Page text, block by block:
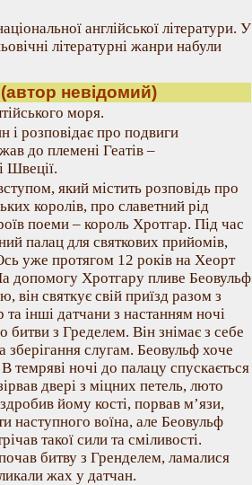
англійської літератури. У
літературні жанри набули
невідомий)
моря.
і розповідає про подвиги
до племені Геатів –
Швеції.
який містить розповідь про
королів, про славетний рід
поеми – король Хротгар. Під час
палац для святкових прийомів,
уже протягом 12 років на Хеорт
допомогу Хротгару пливе Беовульф
святкує свій приїзд разом з
інші датчани з настанням ночі
битви з Гределем. Він знімає з себе
зберігання слугам. Беовульф хоче
темряві ночі до палацу спускається
двері з міцних петель, люто
йому кості, порвав м’язи,
наступного воїна, але Беовульф
такої сили та сміливості.
битву з Гренделем, ламалися
жах у датчан.